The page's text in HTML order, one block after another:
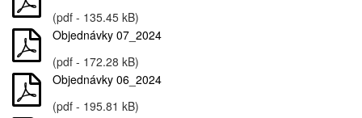
(pdf - 135.45 kB)
Objednávky 07_2024
(pdf - 172.28 kB)
Objednávky 06_2024
(pdf - 195.81 kB)